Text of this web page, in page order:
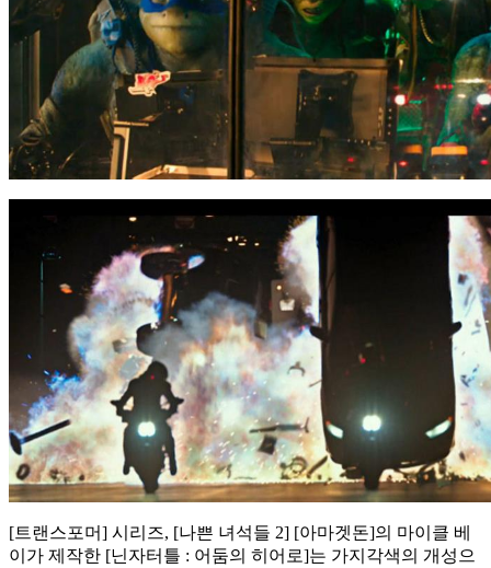
[트랜스포머] 시리즈, [나쁜 녀석들 2] [아마겟돈]의 마이클 베
이가 제작한 [닌자터틀 : 어둠의 히어로]는 가지각색의 개성으